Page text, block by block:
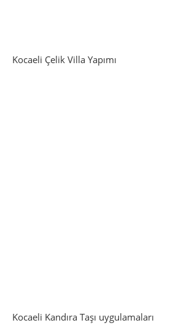
Kocaeli Çelik Villa Yapımı
Kocaeli Kandıra Taşı uygulamaları